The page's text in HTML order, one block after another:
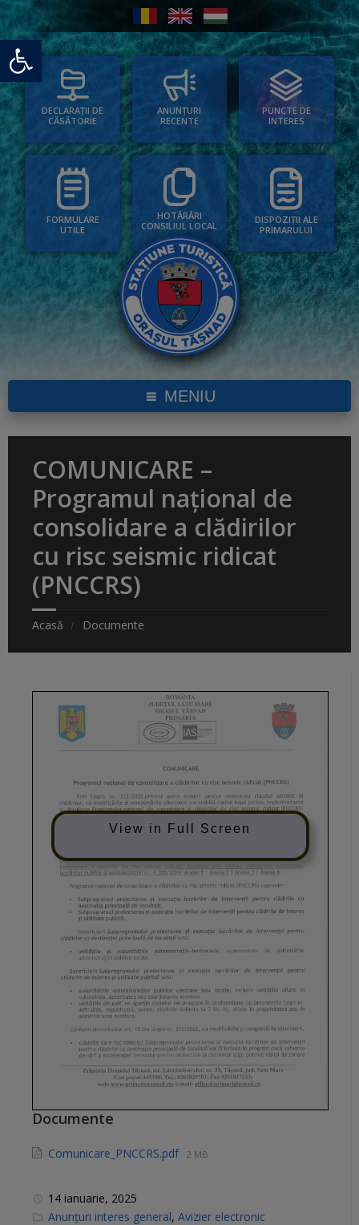
Deschide bara de unelte
DECLARAȚII DE
CĂSĂTORIE
ANUNȚURI
RECENTE
PUNCTE DE
INTERES
FORMULARE
UTILE
HOTĂRÂRI
CONSILIUL LOCAL
DISPOZIȚII ALE
PRIMARULUI
MENIU
COMUNICARE –
Programul național de
consolidare a clădirilor
cu risc seismic ridicat
(PNCCRS)
Acasă Documente
View in Full Screen
Documente
Comunicare_PNCCRS.pdf 2 MB
14 ianuarie, 2025
C
Anunțuri interes general, Avizier electronic